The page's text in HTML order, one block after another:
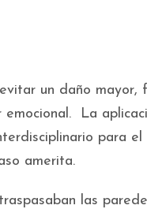
un daño mayor,
La
para
amerita.
las